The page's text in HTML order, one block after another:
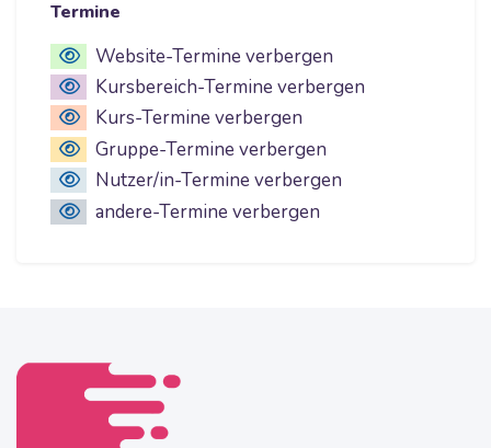
Termine
Website-Termine verbergen
Kursbereich-Termine verbergen
Kurs-Termine verbergen
Gruppe-Termine verbergen
Nutzer/in-Termine verbergen
andere-Termine verbergen